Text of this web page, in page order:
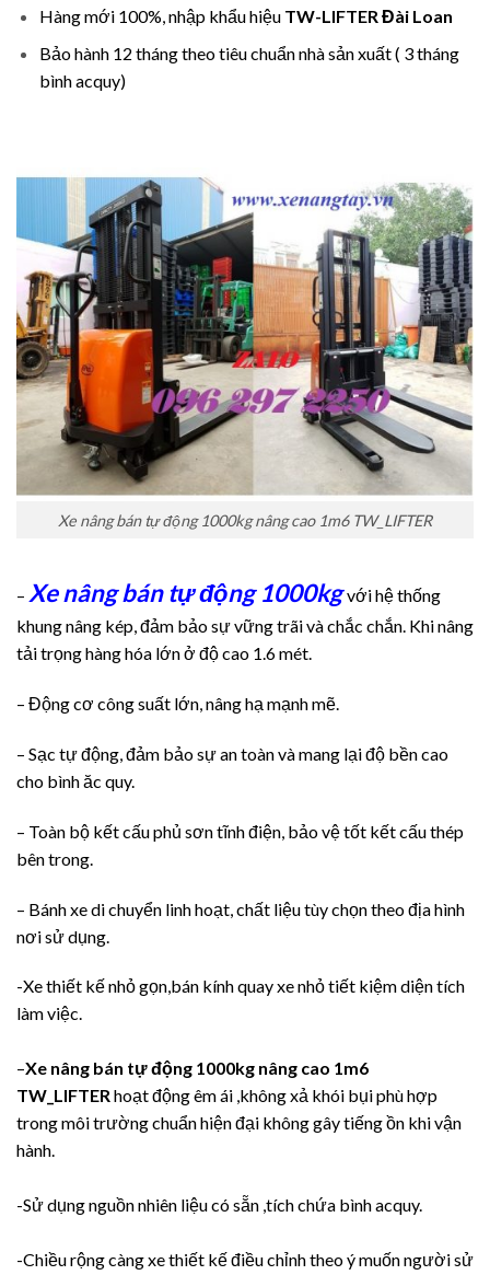
Hàng mới 100%, nhập khẩu hiệu TW-LIFTER Đài Loan
Bảo hành 12 tháng theo tiêu chuẩn nhà sản xuất ( 3 tháng
bình acquy)
Xe nâng bán tự động 1000kg nâng cao 1m6 TW_LIFTER
– Xe nâng bán tự động 1000kg với hệ thống
khung nâng kép, đảm bảo sự vững trãi và chắc chắn. Khi nâng
tải trọng hàng hóa lớn ở độ cao 1.6 mét.
– Động cơ công suất lớn, nâng hạ mạnh mẽ.
– Sạc tự động, đảm bảo sự an toàn và mang lại độ bền cao
cho bình ăc quy.
– Toàn bộ kết cấu phủ sơn tĩnh điện, bảo vệ tốt kết cấu thép
bên trong.
– Bánh xe di chuyển linh hoạt, chất liệu tùy chọn theo địa hình
nơi sử dụng.
-Xe thiết kế nhỏ gọn,bán kính quay xe nhỏ tiết kiệm diện tích
làm việc.
–Xe nâng bán tự động 1000kg nâng cao 1m6
TW_LIFTERhoạt động êm ái ,không xả khói bụi phù hợp
trong môi trường chuẩn hiện đại không gây tiếng ồn khi vận
hành.
-Sử dụng nguồn nhiên liệu có sẵn ,tích chứa bình acquy.
-Chiều rộng càng xe thiết kế điều chỉnh theo ý muốn người sử